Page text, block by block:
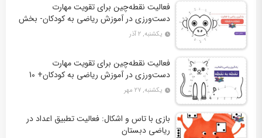
فعالیت نقطه‌چین برای تقویت مهارت
دست‌ورزی در آموزش ریاضی به کودکان- بخش
دوم + 10 کاربرگ فعالیت
یکشنبه, ۲ آذر
فعالیت نقطه‌چین برای تقویت مهارت
دست‌ورزی در آموزش ریاضی به کودکان+ 10
کاربرگ فعالیت
یکشنبه, ۲۷ مهر
بازی با تاس و اشکال: فعالیت تطبیق اعداد در
ریاضی دبستان